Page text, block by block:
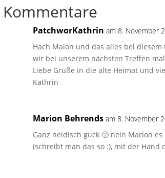
Kommentare
PatchworKathrin am 8. November
Hach Maion und das alles bei
wir bei unserem nächsten Treffen
Liebe Grüße in die alte Heimat und
Kathrin
Marion Behrends am 8. November
Ganz neidisch guck 🙁 nein Marion
(schreibt man das so :), mit der Hand